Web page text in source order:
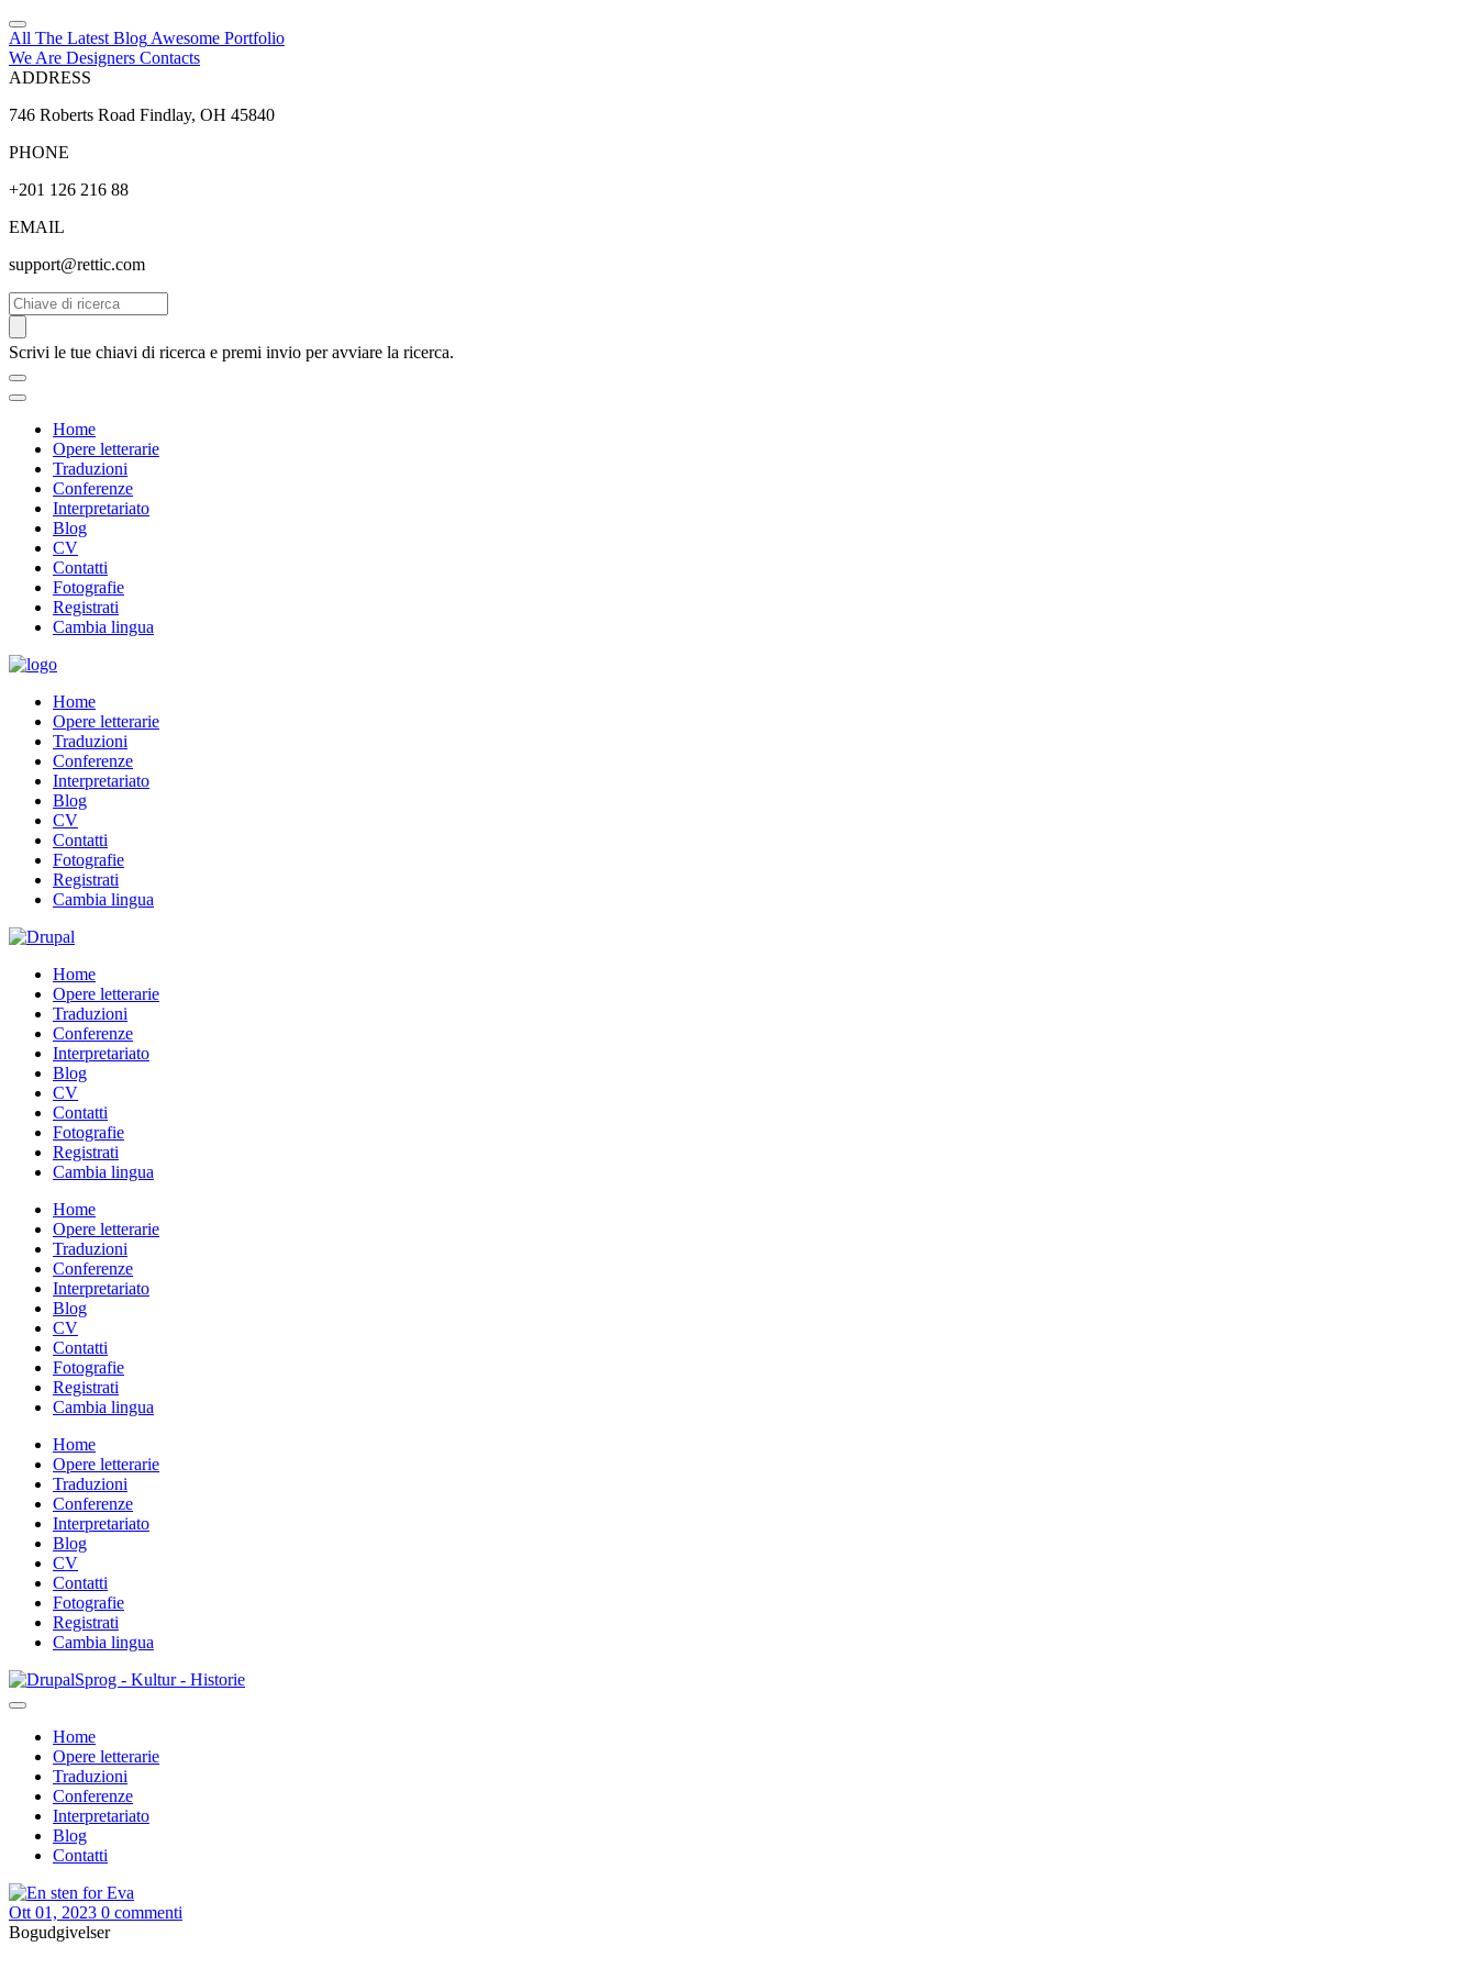
All The Latest Blog Awesome Portfolio
We Are Designers Contacts
ADDRESS
746 Roberts Road Findlay, OH 45840
PHONE
+201 126 216 88
EMAIL
support@rettic.com
Cerca
Scrivi le tue chiavi di ricerca e premi invio per avviare la ricerca.
Home
Opere letterarie
Traduzioni
Conferenze
Interpretariato
Blog
CV
Contatti
Fotografie
Registrati
Cambia lingua
Home
Opere letterarie
Traduzioni
Conferenze
Interpretariato
Blog
CV
Contatti
Fotografie
Registrati
Cambia lingua
Home
Opere letterarie
Traduzioni
Conferenze
Interpretariato
Blog
CV
Contatti
Fotografie
Registrati
Cambia lingua
Home
Opere letterarie
Traduzioni
Conferenze
Interpretariato
Blog
CV
Contatti
Fotografie
Registrati
Cambia lingua
Home
Opere letterarie
Traduzioni
Conferenze
Interpretariato
Blog
CV
Contatti
Fotografie
Registrati
Cambia lingua
Salta
al
principale
Sprog - Kultur - Historie
Primær
navigation
Home
Opere letterarie
Traduzioni
Conferenze
Interpretariato
Blog
Contatti
Ott 01, 2023 0 commenti
Bogudgivelser